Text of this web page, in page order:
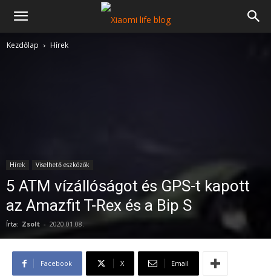
Kezdőlap Hírek
Hírek Viselhető eszközök
5 ATM vízállóságot és GPS-t kapott
az Amazfit T-Rex és a Bip S
Írta: Zsolt - 2020.01.08.
Facebook X Email